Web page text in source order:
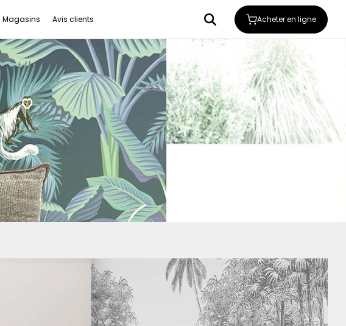
Magasins Avis clients Acheter en ligne